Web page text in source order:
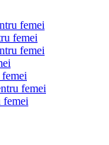
femei
femei
femei
femei
femei